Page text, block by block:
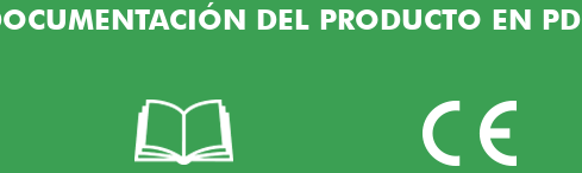
DEL PRODUCTO EN